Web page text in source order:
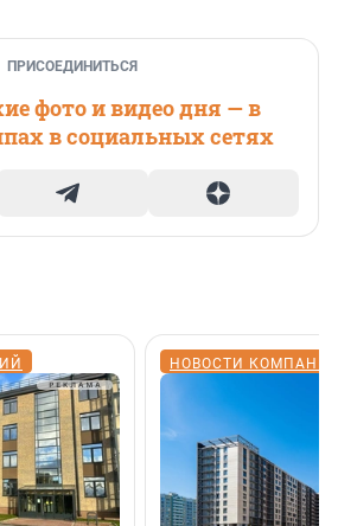
ПРИСОЕДИНИТЬСЯ
фото и видео дня — в
в социальных сетях
НОВОСТИ